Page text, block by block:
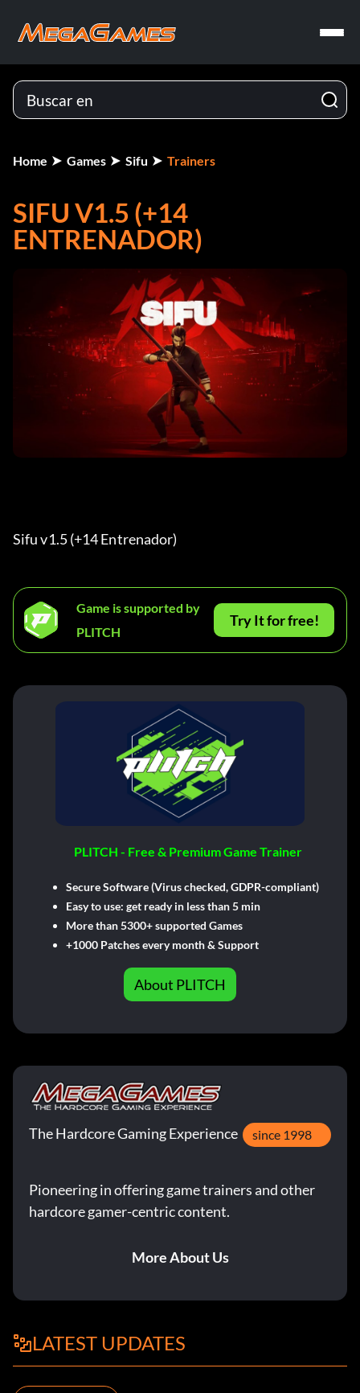
Home Games Sifu Trainers
SIFU V1.5 (+14
ENTRENADOR)
Sifu v1.5 (+14 Entrenador)
Game is supported by
PLITCH
Try It for free!
PLITCH - Free & Premium Game Trainer
Secure Software (Virus checked, GDPR-compliant)
Easy to use: get ready in less than 5 min
More than 5300+ supported Games
+1000 Patches every month & Support
About PLITCH
The Hardcore Gaming Experience since 1998
Pioneering in offering game trainers and other
hardcore gamer-centric content.
More About Us
LATEST UPDATES